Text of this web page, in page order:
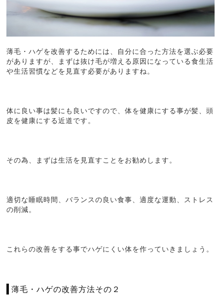
薄毛・ハゲを改善するためには、自分に合った方法を選ぶ必要
がありますが、まずは抜け毛が増える原因になっている食生活
や生活習慣などを見直す必要がありますね。
体に良い事は髪にも良いですので、体を健康にする事が髪、頭
皮を健康にする近道です。
その為、まずは生活を見直すことをお勧めします。
適切な睡眠時間、バランスの良い食事、適度な運動、ストレス
の削減。
これらの改善をする事でハゲにくい体を作っていきましょう。
薄毛・ハゲの改善方法その２